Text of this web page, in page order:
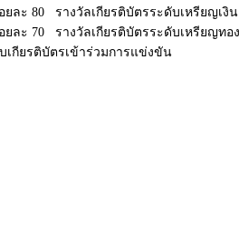
ยละ 80 รางวัลเกียรติบัตรระดับเหรียญเงิน
ยละ 70 รางวัลเกียรติบัตรระดับเหรียญทอ
เกียรติบัตรเข้าร่วมการแข่งขัน